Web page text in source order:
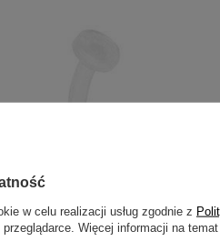
w celu realizacji usług zgodnie z
Więcej informacji na